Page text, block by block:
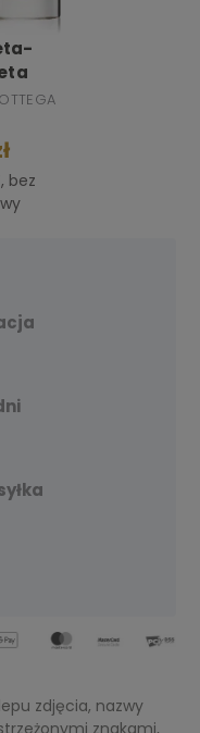
bez
zdjęcia, nazwy